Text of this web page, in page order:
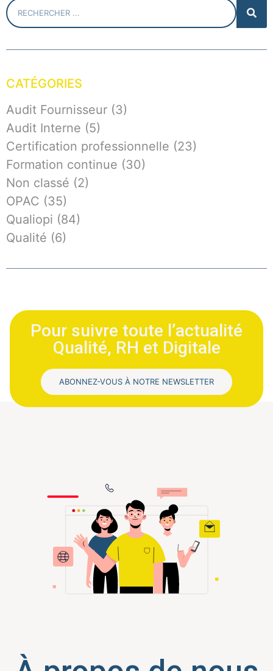
CATÉGORIES
Audit Fournisseur (3)
Audit Interne (5)
Certification professionnelle (23)
Formation continue (30)
Non classé (2)
OPAC (35)
Qualiopi (84)
Qualité (6)
Pour suivre toute l’actualité
Qualité, RH et Digitale
ABONNEZ-VOUS À NOTRE NEWSLETTER